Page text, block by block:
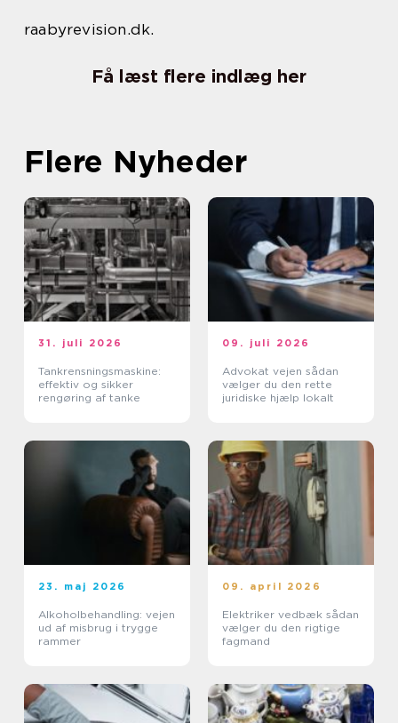
raabyrevision.dk.
Få læst flere indlæg her
Flere Nyheder
31. juli 2026
Tankrensningsmaskine:
effektiv og sikker
rengøring af tanke
09. juli 2026
Advokat vejen sådan
vælger du den rette
juridiske hjælp lokalt
23. maj 2026
Alkoholbehandling: vejen
ud af misbrug i trygge
rammer
09. april 2026
Elektriker vedbæk sådan
vælger du den rigtige
fagmand